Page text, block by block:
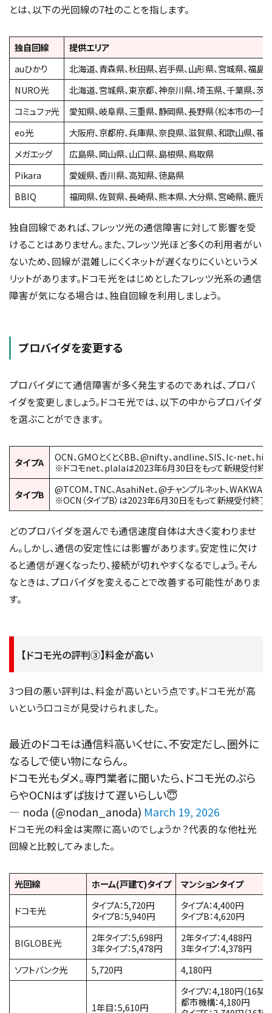
とは、以下の光回線の7社のことを指します。
独自回線
提供エリア
auひかり
北海道、青森県、秋田県、岩手県、山形県、宮城県、福島
NURO光
北海道、宮城県、東京都、神奈川県、埼玉県、千葉県、茨
コミュファ光
愛知県、岐阜県、三重県、静岡県、長野県（松本市の一部）
eo光
大阪府、京都府、兵庫県、奈良県、滋賀県、和歌山県、福
メガエッグ
広島県、岡山県、山口県、島根県、鳥取県
Pikara
愛媛県、香川県、高知県、徳島県
BBIQ
福岡県、佐賀県、長崎県、熊本県、大分県、宮崎県、鹿児
独自回線であれば、フレッツ光の通信障害に対して影響を受
けることはありません。また、フレッツ光ほど多くの利用者がい
ないため、回線が混雑しにくくネットが遅くなりにくいというメ
リットがあります。ドコモ光をはじめとしたフレッツ光系の通信
障害が気になる場合は、独自回線を利用しましょう。
プロバイダを変更する
プロバイダにて通信障害が多く発生するのであれば、プロバ
イダを変更しましょう。ドコモ光では、以下の中からプロバイダ
を選ぶことができます。
タイプA
OCN、GMOとくとくBB、@nifty、andline、SIS、Ic-net、
※ドコモnet、plalaは2023年6月30日をもって新規受付終
タイプB
@TCOM、TNC、AsahiNet、@チャンプルネット、WAKWAK
※OCN（タイプB）は2023年6月30日をもって新規受付終了
どのプロバイダを選んでも通信速度自体は大きく変わりませ
ん。しかし、通信の安定性には影響があります。安定性に欠け
ると通信が遅くなったり、接続が切れやすくなるでしょう。そん
なときは、プロバイダを変えることで改善する可能性がありま
す。
【ドコモ光の評判③】料金が高い
3つ目の悪い評判は、料金が高いという点です。ドコモ光が高
いという口コミが見受けられました。
最近のドコモは通信料高いくせに、不安定だし、圏外に
なるしで使い物にならん。
ドコモ光もダメ。専門業者に聞いたら、ドコモ光のぷら
らやOCNはずば抜けて遅いらしい😇
— noda (@nodan_anoda) March 19, 2026
ドコモ光の料金は実際に高いのでしょうか？代表的な他社光
回線と比較してみました。
光回線 ホーム(戸建て)タイプ マンションタイプ
ドコモ光
タイプA：5,720円
タイプB：5,940円
タイプA：4,400円
タイプB：4,620円
BIGLOBE光
2年タイプ：5,698円
3年タイプ：5,478円
2年タイプ：4,488円
3年タイプ：4,378円
ソフトバンク光
5,720円 4,180円
1年目：5,610円
タイプV：4,180円（16
都市機構：4,180円